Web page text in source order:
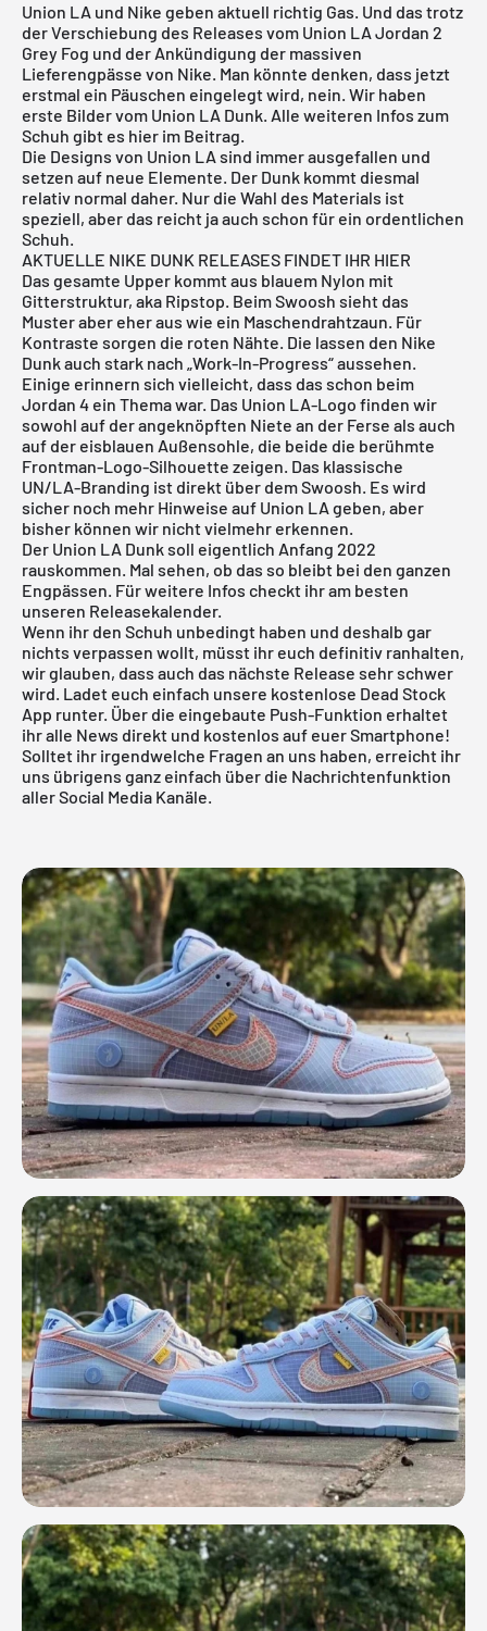
Union LA und Nike geben aktuell richtig Gas. Und das trotz
der Verschiebung des Releases vom Union LA Jordan 2
Grey Fog und der Ankündigung der massiven
Lieferengpässe von Nike. Man könnte denken, dass jetzt
erstmal ein Päuschen eingelegt wird, nein. Wir haben
erste Bilder vom Union LA Dunk. Alle weiteren Infos zum
Schuh gibt es hier im Beitrag.
Die Designs von Union LAsind immer ausgefallen und
setzen auf neue Elemente. Der Dunk kommt diesmal
relativ normal daher. Nur die Wahl des Materials ist
speziell, aber das reicht ja auch schon für ein ordentlichen
Schuh.
AKTUELLE NIKE DUNK RELEASES FINDET IHR HIER
Das gesamte Upper kommt aus blauem Nylon mit
Gitterstruktur, aka Ripstop. Beim Swoosh sieht das
Muster aber eher aus wie ein Maschendrahtzaun. Für
Kontraste sorgen die roten Nähte. Die lassen den Nike
Dunk auch stark nach „Work-In-Progress“ aussehen.
Einige erinnern sich vielleicht, dass das schon beim
Jordan 4 ein Thema war. Das Union LA-Logo finden wir
sowohl auf der angeknöpften Niete an der Ferse als auch
auf der eisblauen Außensohle, die beide die berühmte
Frontman-Logo-Silhouette zeigen. Das klassische
UN/LA-Branding ist direkt über dem Swoosh. Es wird
sicher noch mehr Hinweise auf Union LA geben, aber
bisher können wir nicht vielmehr erkennen.
Der Union LA Dunk soll eigentlich Anfang 2022
rauskommen. Mal sehen, ob das so bleibt bei den ganzen
Engpässen. Für weitere Infos checkt ihr am besten
unseren Releasekalender.
Wenn ihr den Schuh unbedingt haben und deshalb gar
nichts verpassen wollt, müsst ihr euch definitiv ranhalten,
wir glauben, dass auch das nächste Release sehr schwer
wird. Ladet euch einfach unsere kostenlose Dead Stock
App runter. Über die eingebaute Push-Funktion erhaltet
ihr alle News direkt und kostenlos auf euer Smartphone!
Solltet ihr irgendwelche Fragen an uns haben, erreicht ihr
uns übrigens ganz einfach über die Nachrichtenfunktion
aller Social Media Kanäle.